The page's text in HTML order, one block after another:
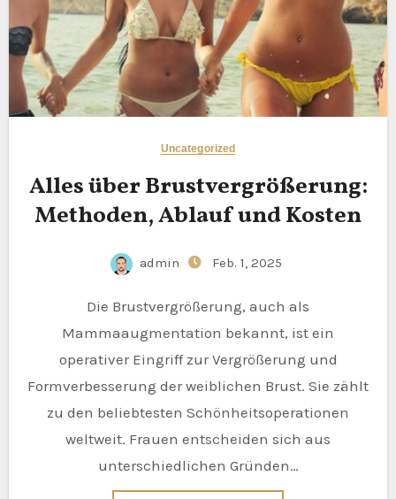
Uncategorized
Alles über Brustvergrößerung:
Methoden, Ablauf und Kosten
admin Feb. 1, 2025
Die Brustvergrößerung, auch als
Mammaaugmentation bekannt, ist ein
operativer Eingriff zur Vergrößerung und
Formverbesserung der weiblichen Brust. Sie zählt
zu den beliebtesten Schönheitsoperationen
weltweit. Frauen entscheiden sich aus
unterschiedlichen Gründen…